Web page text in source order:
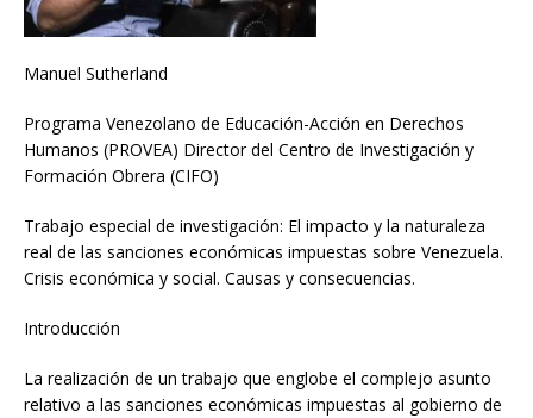
Manuel Sutherland
Programa Venezolano de Educación-Acción en Derechos
Humanos (PROVEA) Director del Centro de Investigación y
Formación Obrera (CIFO)
Trabajo especial de investigación: El impacto y la naturaleza
real de las sanciones económicas impuestas sobre Venezuela.
Crisis económica y social. Causas y consecuencias.
Introducción
La realización de un trabajo que englobe el complejo asunto
relativo a las sanciones económicas impuestas al gobierno de